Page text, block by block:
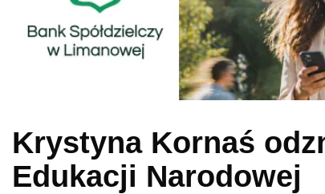
Krystyna Kornaś
Edukacji Narodowej